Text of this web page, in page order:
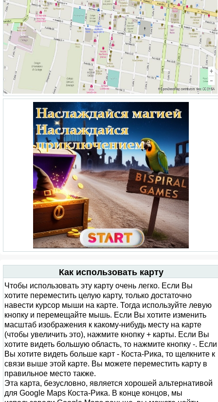
Как использовать карту
Чтобы использовать эту карту очень легко. Если Вы
хотите переместить целую карту, только достаточно
навести курсор мыши на карте. Тогда используйте левую
кнопку и перемещайте мышь. Если Вы хотите изменить
масштаб изображения к какому-нибудь месту на карте
(чтобы увеличить это), нажмите кнопку + карты. Если Вы
хотите видеть большую область, то нажмите кнопку -. Если
Вы хотите видеть больше карт - Коста-Рика, то щелкните к
связи выше этой карте. Вы можете переместить карту в
правильное место также.
Эта карта, безусловно, является хорошей альтернативой
для Google Maps Коста-Рика. В конце концов, мы